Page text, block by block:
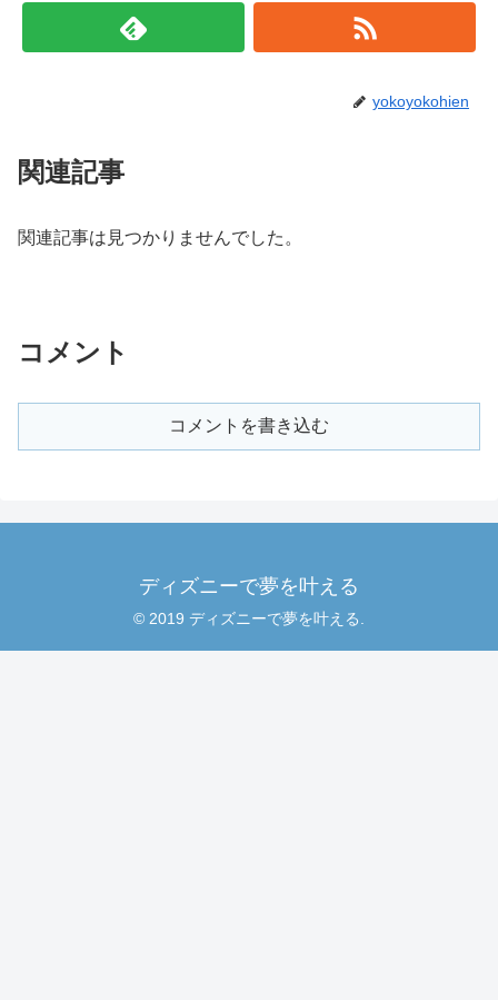
yokoyokohien
関連記事
関連記事は見つかりませんでした。
コメント
コメントを書き込む
ディズニーで夢を叶える
© 2019 ディズニーで夢を叶える.